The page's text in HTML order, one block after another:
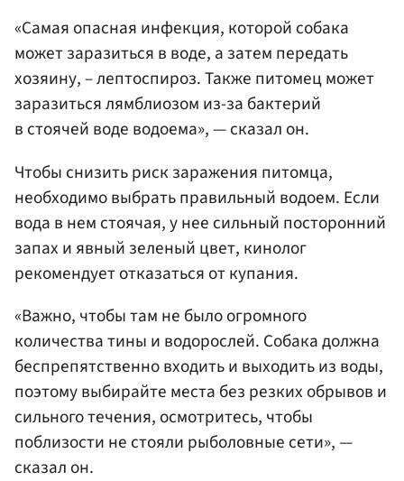
«Самая опасная инфекция, которой собака
может заразиться в воде, а затем передать
хозяину, – лептоспироз. Также питомец может
заразиться лямблиозом из-за бактерий
в стоячей воде водоема», — сказал он.
Чтобы снизить риск заражения питомца,
необходимо выбрать правильный водоем. Если
вода в нем стоячая, у нее сильный посторонний
запах и явный зеленый цвет, кинолог
рекомендует отказаться от купания.
«Важно, чтобы там не было огромного
количества тины и водорослей. Собака должна
беспрепятственно входить и выходить из воды,
поэтому выбирайте места без резких обрывов и
сильного течения, осмотритесь, чтобы
поблизости не стояли рыболовные сети», —
сказал он.